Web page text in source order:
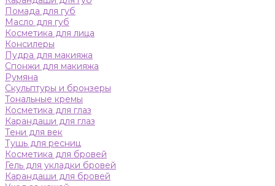
Помада для губ
Масло для губ
Косметика для лица
Консилеры
Пудра для макияжа
Спонжи для макияжа
Румяна
Скульптуры и бронзеры
Тональные кремы
Косметика для глаз
Карандаши для глаз
Тени для век
Тушь для ресниц
Косметика для бровей
Гель для укладки бровей
Карандаши для бровей